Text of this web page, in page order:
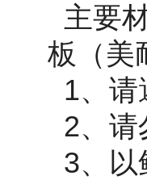
主要
板（美
1、请
2、
3、以